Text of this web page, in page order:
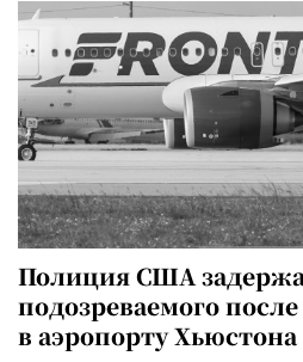
Полиция США
подозреваемого
в аэропорту Хьюстона